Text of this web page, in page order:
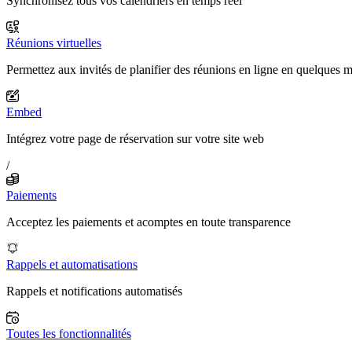
Réunions virtuelles
Permettez aux invités de planifier des réunions en ligne en quelques
Embed
Intégrez votre page de réservation sur votre site web
/
Paiements
Acceptez les paiements et acomptes en toute transparence
Rappels et automatisations
Rappels et notifications automatisés
Toutes les fonctionnalités